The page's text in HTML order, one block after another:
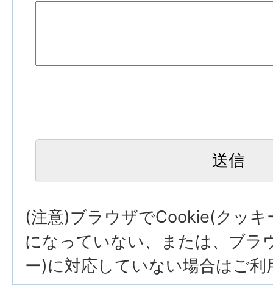
(注意)ブラウザでCookie(クッキ
になっていない、または、ブラ
ー)に対応していない場合はご利